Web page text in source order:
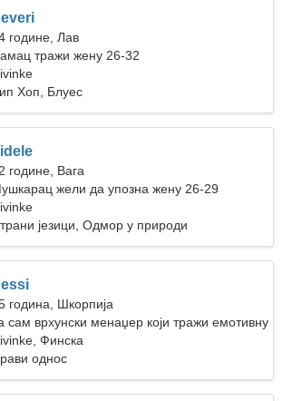
године, Лав
тражи жену 26-32
Хоп, Блуес
године, Вага
жели да упозна жену 26-29
језици, Одмор у природи
година, Шкорпија
сам врхунски менаџер који тражи емотивну
Финска
однос